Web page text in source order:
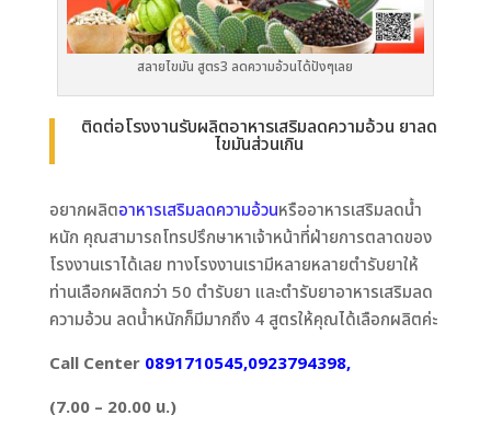
สลายไขมัน สูตร3 ลดความอ้วนได้ปังๆเลย
ติดต่อโรงงานรับผลิตอาหารเสริมลดความอ้วน ยาลด
ไขมันส่วนเกิน
อยากผลิตอาหารเสริมลดความอ้วนหรืออาหารเสริมลดน้ำ
หนัก คุณสามารถโทรปรึกษาหาเจ้าหน้าที่ฝ่ายการตลาดของ
โรงงานเราได้เลย ทางโรงงานเรามีหลายหลายตำรับยาให้
ท่านเลือกผลิตกว่า 50 ตำรับยา และตำรับยาอาหารเสริมลด
ความอ้วน ลดน้ำหนักก็มีมากถึง 4 สูตรให้คุณได้เลือกผลิตค่ะ
Call Center 0891710545,0923794398,
(7.00 – 20.00 น.)